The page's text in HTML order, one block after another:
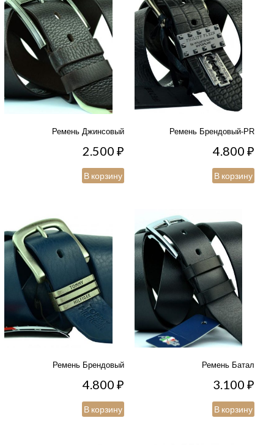
Ремень Джинсовый
2.500₽
В корзину
Ремень Брендовый-PR
4.800₽
В корзину
Ремень Брендовый
4.800₽
В корзину
Ремень Батал
3.100₽
В корзину